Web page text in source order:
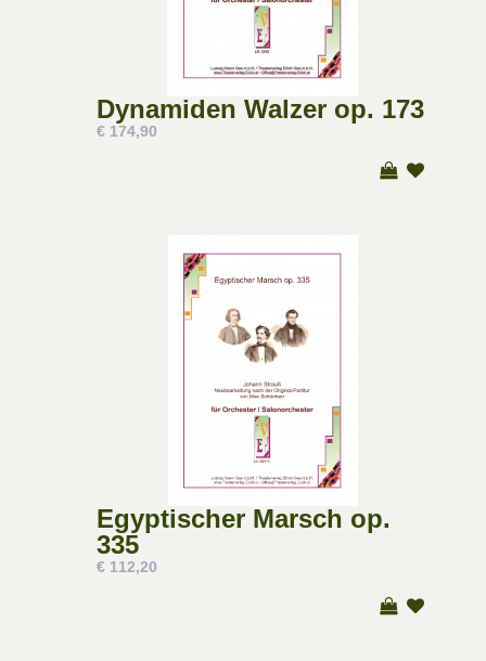
Dynamiden Walzer op. 173
€ 174,90
Egyptischer Marsch op.
335
€ 112,20